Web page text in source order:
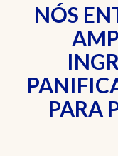
NÓS
PARA